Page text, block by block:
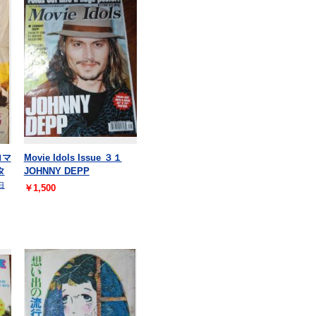
Movie Idols Issue ３１
JOHNNY DEPP
￥1,500